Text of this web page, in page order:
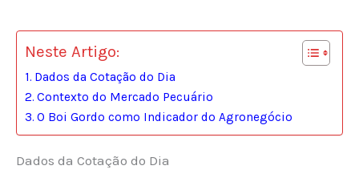
Neste Artigo:
Dados da Cotação do Dia
Contexto do Mercado Pecuário
O Boi Gordo como Indicador do Agronegócio
Dados da Cotação do Dia